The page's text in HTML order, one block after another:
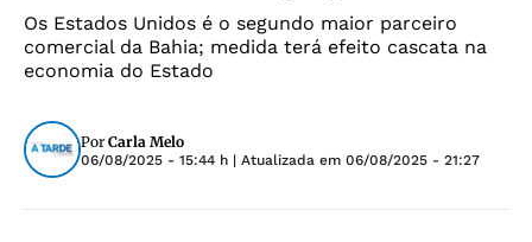
Os Estados Unidos é o segundo maior parceiro
comercial da Bahia; medida terá efeito cascata na
economia do Estado
Por Carla Melo
06/08/2025 - 15:44 h | Atualizada em 06/08/2025 - 21:27